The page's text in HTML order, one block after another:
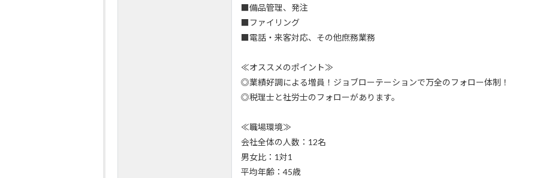
■備品管理、発注
■ファイリング
■電話・来客対応、その他庶務業務
≪オススメのポイント≫
◎業績好調による増員！ジョブローテーションで万全のフォロー体制！
◎税理士と社労士のフォローがあります。
≪職場環境≫
会社全体の人数：12名
男女比：1対1
平均年齢：45歳